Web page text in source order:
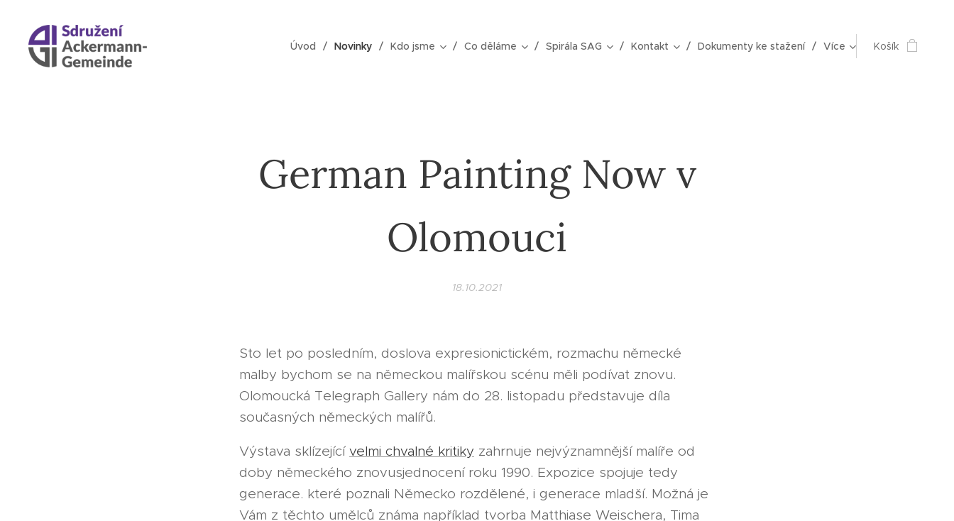
Úvod Novinky Kdo jsme Co děláme Spirála SAG Kontakt Dokumenty ke stažení Více Košík
German Painting Now v
Olomouci
18.10.2021
Sto let po posledním, doslova expresionictickém, rozmachu německé
malby bychom se na německou malířskou scénu měli podívat znovu.
Olomoucká Telegraph Gallery nám do 28. listopadu představuje díla
současných německých malířů.
Výstava sklízející velmi chvalné kritiky zahrnuje nejvýznamnější malíře od
doby německého znovusjednocení roku 1990. Expozice spojuje tedy
generace. které poznali Německo rozdělené, i generace mladší. Možná je
Vám z těchto umělců známa například tvorba Matthiase Weischera, Tima